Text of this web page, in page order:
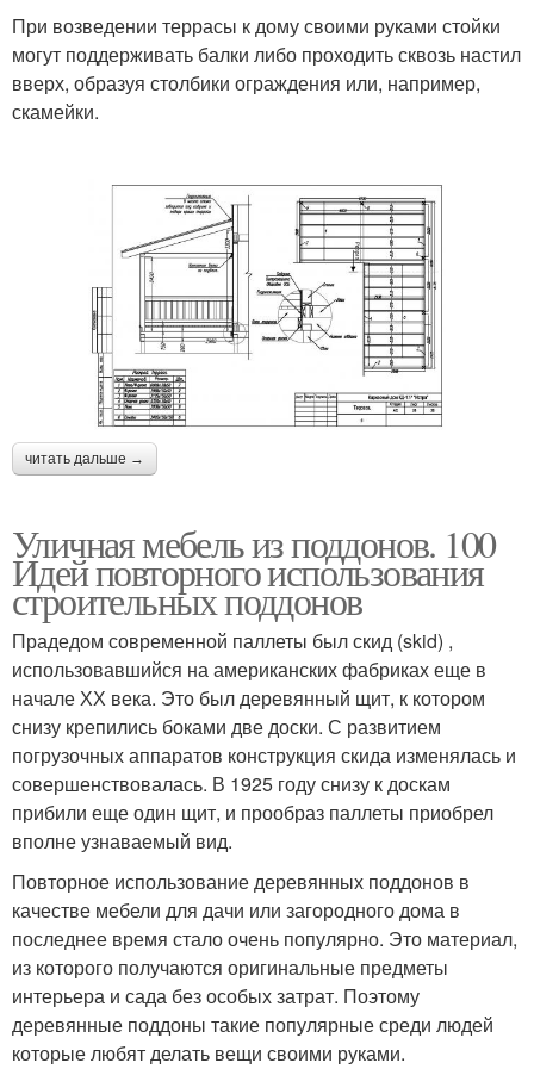
При возведении террасы к дому своими руками стойки
могут поддерживать балки либо проходить сквозь настил
вверх, образуя столбики ограждения или, например,
скамейки.
читать дальше →
Уличная мебель из поддонов. 100
Идей повторного использования
строительных поддонов
Прадедом современной паллеты был скид (skid) ,
использовавшийся на американских фабриках еще в
начале ХХ века. Это был деревянный щит, к котором
снизу крепились боками две доски. С развитием
погрузочных аппаратов конструкция скида изменялась и
совершенствовалась. В 1925 году снизу к доскам
прибили еще один щит, и прообраз паллеты приобрел
вполне узнаваемый вид.
Повторное использование деревянных поддонов в
качестве мебели для дачи или загородного дома в
последнее время стало очень популярно. Это материал,
из которого получаются оригинальные предметы
интерьера и сада без особых затрат. Поэтому
деревянные поддоны такие популярные среди людей
которые любят делать вещи своими руками.